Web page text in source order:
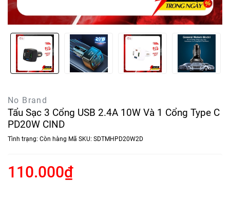
No Brand
Tẩu Sạc 3 Cổng USB 2.4A 10W Và 1 Cổng Type C
PD20W CIND
Tình trạng: Còn hàng Mã SKU: SDTMHPD20W2D
110.000₫